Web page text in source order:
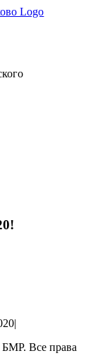
|
БМР. Все права